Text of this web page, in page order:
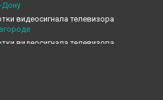
Дону
видеосигнала телевизора
видеосигнала телевизора
видеосигнала телевизора
видеосигнала телевизора